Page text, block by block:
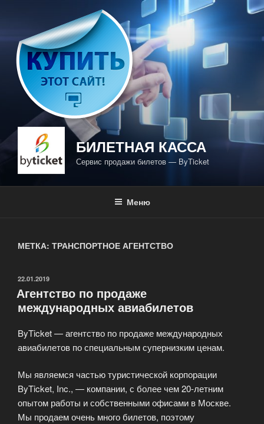
содержимому
БИЛЕТНАЯ КАССА
Сервис продажи билетов — ByTicket
Меню
МЕТКА: ТРАНСПОРТНОЕ АГЕНТСТВО
ОПУБЛИКОВАНО
22.01.2019
Агентство по продаже
международных авиабилетов
ByTicket — агентство по продаже международных
авиабилетов по специальным супернизким ценам.
Мы являемся частью туристической корпорации
ByTicket, Inc., — компании, с более чем 20-летним
опытом работы и собственными офисами в Москве.
Мы продаем очень много билетов, поэтому